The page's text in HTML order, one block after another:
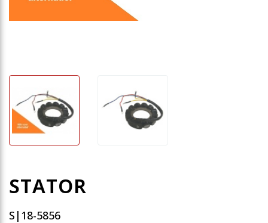
STATOR
S|18-5856